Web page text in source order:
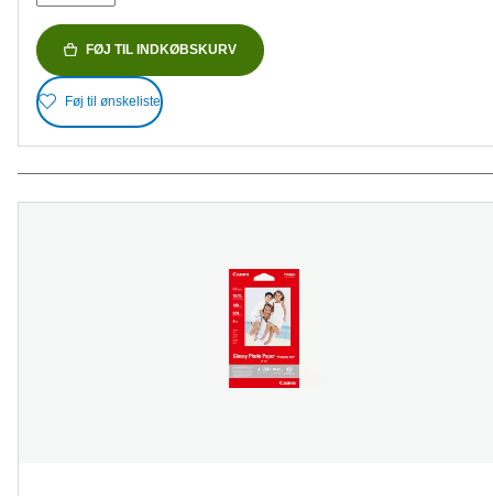
FØJ TIL INDKØBSKURV
Føj til ønskeliste